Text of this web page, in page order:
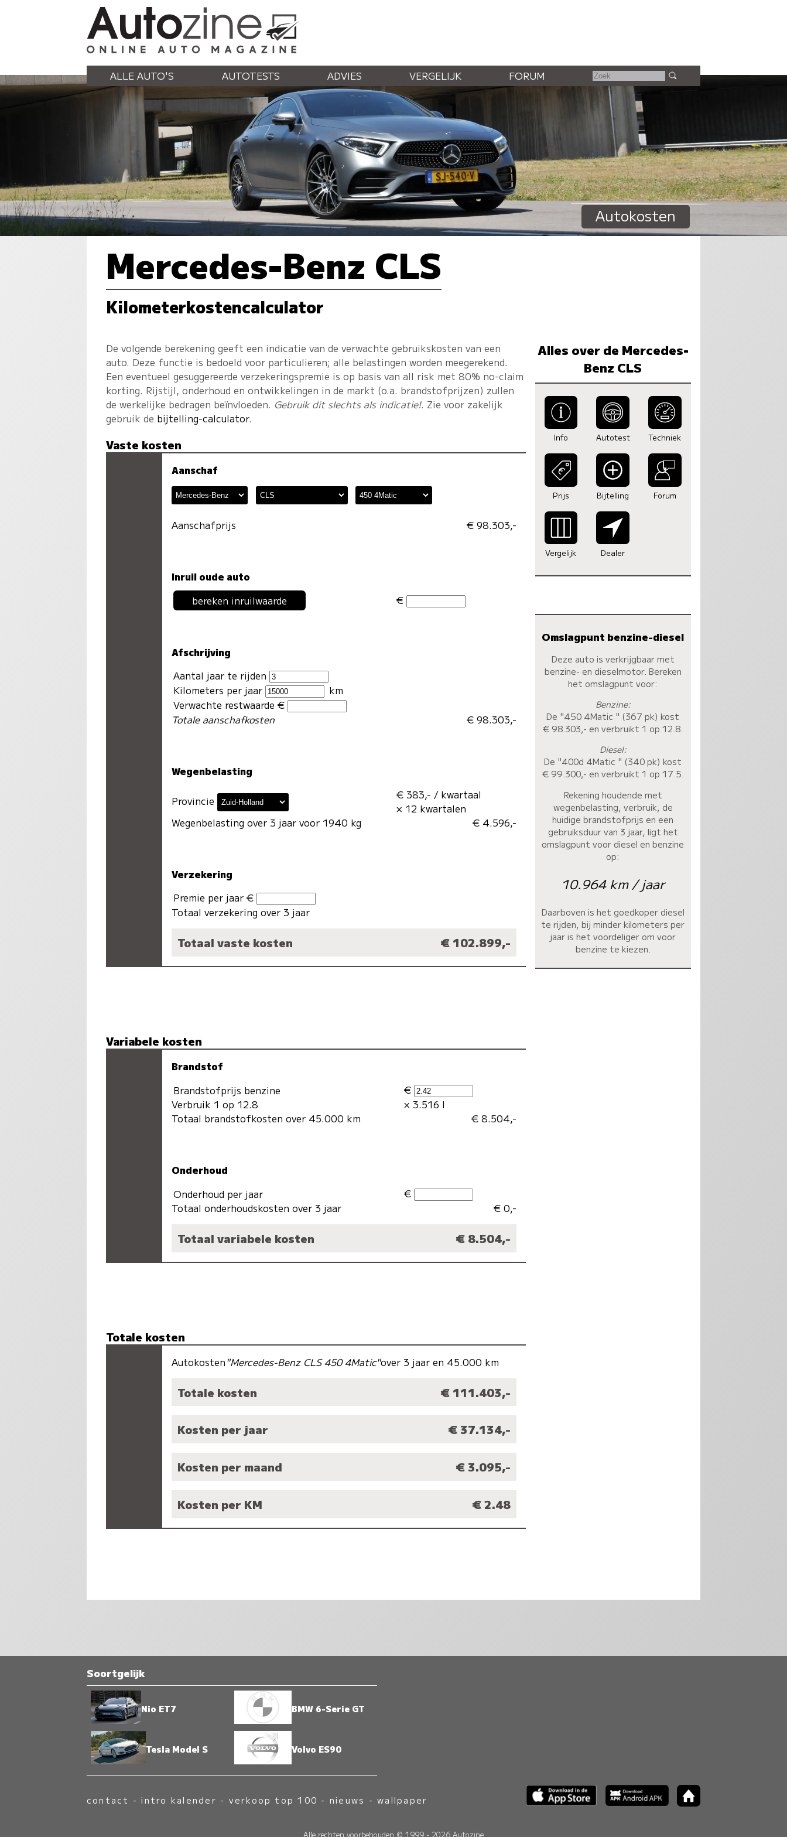
ALLE AUTO'S AUTOTESTS ADVIES VERGELIJK FORUM
Autokosten
Mercedes-Benz CLS
Kilometerkostencalculator
De volgende berekening geeft een indicatie van de verwachte gebruikskosten van een
auto. Deze functie is bedoeld voor particulieren; alle belastingen worden meegerekend.
Een eventueel gesuggereerde verzekeringspremie is op basis van all risk met 80% no-claim
korting. Rijstijl, onderhoud en ontwikkelingen in de markt (o.a. brandstofprijzen) zullen
de werkelijke bedragen beïnvloeden. Gebruik dit slechts als indicatie!. Zie voor zakelijk
gebruik de bijtelling-calculator.
Vaste kosten
Aanschaf
Aanschafprijs € 98.303,-
Inruil oude auto
bereken inruilwaarde
€
Afschrijving
Aantal jaar te rijden
Kilometers per jaar
km
Verwachte restwaarde €
Totale aanschafkosten
€ 98.303,-
Wegenbelasting
Provincie
Wegenbelasting over 3 jaar voor 1940 kg
€ 383,- / kwartaal
× 12 kwartalen
€ 4.596,-
Verzekering
Premie per jaar €
Totaal verzekering over 3 jaar
Totaal vaste kosten € 102.899,-
Variabele kosten
Brandstof
Brandstofprijs benzine
Verbruik 1 op 12.8
Totaal brandstofkosten over 45.000 km
€
× 3.516 l
€ 8.504,-
Onderhoud
Onderhoud per jaar
Totaal onderhoudskosten over 3 jaar
€
€ 0,-
Totaal variabele kosten € 8.504,-
Totale kosten
Autokosten"Mercedes-Benz CLS 450 4Matic"over 3 jaar en 45.000 km
Totale kosten € 111.403,-
Kosten per jaar € 37.134,-
Kosten per maand € 3.095,-
Kosten per KM € 2.48
Alles over de Mercedes-
Benz CLS
Info Autotest Techniek
Prijs Bijtelling Forum
Vergelijk Dealer
Omslagpunt benzine-diesel
Deze auto is verkrijgbaar met
benzine- en dieselmotor. Bereken
het omslagpunt voor:
Benzine:
De "450 4Matic " (367 pk) kost
€ 98.303,- en verbruikt 1 op 12.8.
Diesel:
De "400d 4Matic " (340 pk) kost
€ 99.300,- en verbruikt 1 op 17.5.
Rekening houdende met
wegenbelasting, verbruik, de
huidige brandstofprijs en een
gebruiksduur van 3 jaar, ligt het
omslagpunt voor diesel en benzine
op:
10.964 km / jaar
Daarboven is het goedkoper diesel
te rijden, bij minder kilometers per
jaar is het voordeliger om voor
benzine te kiezen.
Soortgelijk
Nio ET7 BMW 6-Serie GT
Tesla Model S Volvo ES90
contact -intro kalender - verkoop top 100 - nieuws -wallpaper
Alle rechten voorbehouden © 1999 - 2026 Autozine